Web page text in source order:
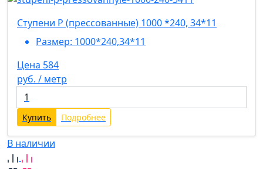
Ступени P (прессованные) 1000 *240, 34*11
Размер: 1000*240,34*11
Цена 584
руб. / метр
Купить Подробнее
В наличии